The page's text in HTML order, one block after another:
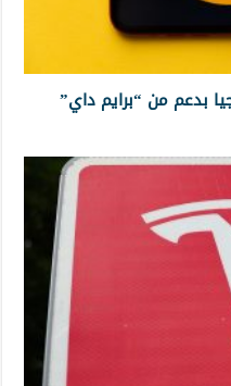
بدعم من “برايم داي”